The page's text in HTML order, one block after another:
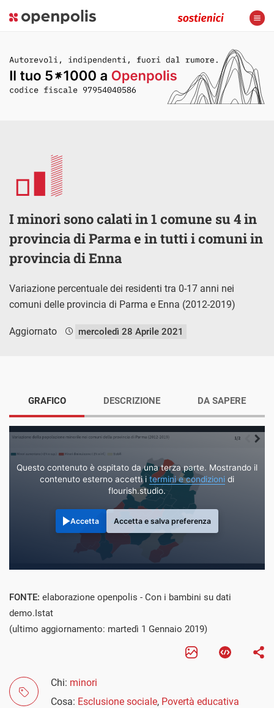
I minori sono calati in 1 comune su 4 in
provincia di Parma e in tutti i comuni in
provincia di Enna
Variazione percentuale dei residenti tra 0-17 anni nei
comuni delle provincia di Parma e Enna (2012-2019)
Aggiornato mercoledì 28 Aprile 2021
GRAFICO
Questo contenuto è ospitato da una terza parte. Mostrando il
contenuto esterno accetti i termini e condizioni di
flourish.studio.
Accetta Accetta e salva preferenza
DESCRIZIONE DA SAPERE
FONTE: elaborazione openpolis - Con i bambini su dati
demo.Istat
(ultimo aggiornamento: martedì 1 Gennaio 2019)
Chi: minori
Cosa: Esclusione sociale, Povertà educativa